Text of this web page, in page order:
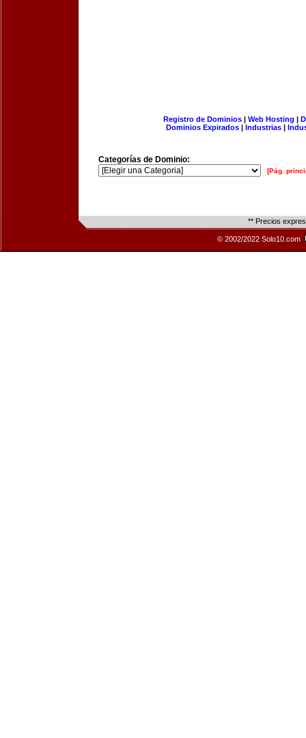
Registro de Dominios| Web Hosting |
Dominios Expirados | Industrias |
Categorías de Dominio:
[Pág.
** Precios
© 2002/2022 Solo10.com